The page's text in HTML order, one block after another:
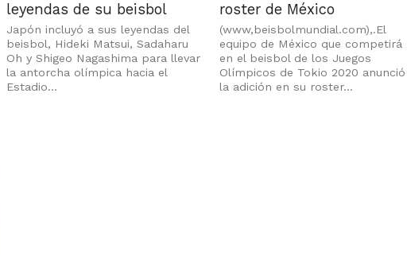
leyendas de su beisbol
Japón incluyó a sus leyendas del
beisbol, Hideki Matsui, Sadaharu
Oh y Shigeo Nagashima para llevar
la antorcha olímpica hacia el
Estadio...
roster de México
(www,beisbolmundial.com),.El
equipo de México que competirá
en el beisbol de los Juegos
Olímpicos de Tokio 2020 anunció
la adición en su roster...